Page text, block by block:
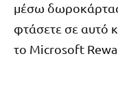
μέσω
φτάσετε σε αυτό
το Microsoft